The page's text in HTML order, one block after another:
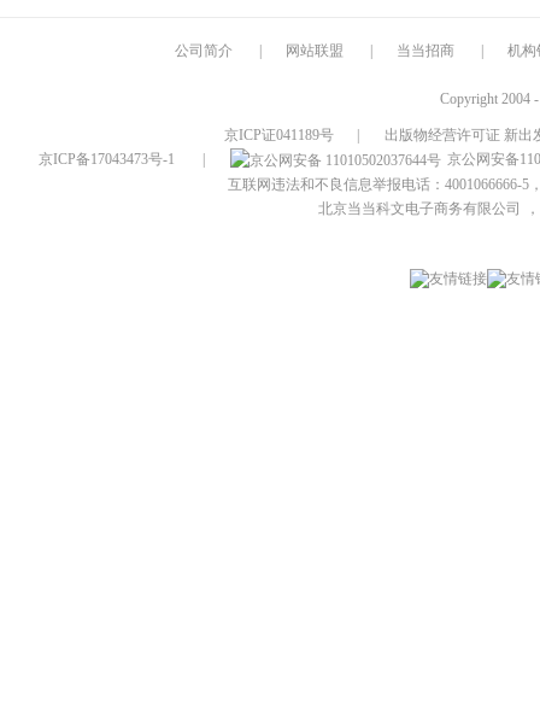
公司简介 网站联盟 当当招商 机构
Copyright 2004
京ICP证041189号
出版物经营许可证 新出
京ICP备17043473号-1
京公网安备
互联网违法和不良信息举报电话：4001066666-5
北京当当科文电子商务有限公司